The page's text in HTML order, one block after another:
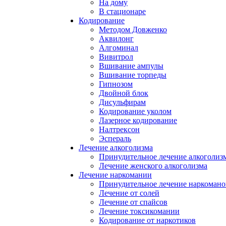
На дому
В стационаре
Кодирование
Методом Довженко
Аквилонг
Алгоминал
Вивитрол
Вшивание ампулы
Вшивание торпеды
Гипнозом
Двойной блок
Дисульфирам
Кодирование уколом
Лазерное кодирование
Налтрексон
Эспераль
Лечение алкоголизма
Принудительное лечение
Лечение женского алкоголизма
Лечение наркомании
Принудительное лечение
Лечение от солей
Лечение от спайсов
Лечение токсикомании
Кодирование от наркотиков